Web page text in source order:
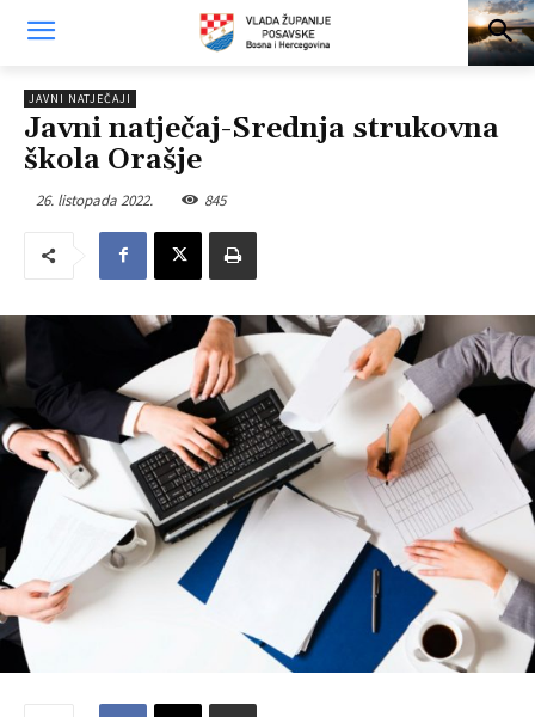
JAVNI NATJEČAJI
Javni natječaj-Srednja strukovna
škola Orašje
26. listopada 2022. 845